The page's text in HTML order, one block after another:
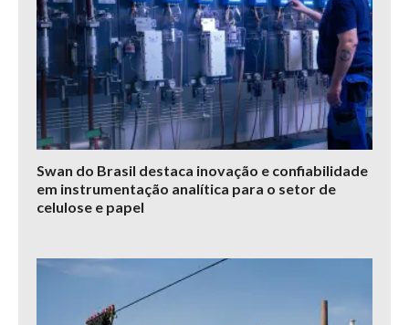
Swan do Brasil destaca inovação e confiabilidade
em instrumentação analítica para o setor de
celulose e papel